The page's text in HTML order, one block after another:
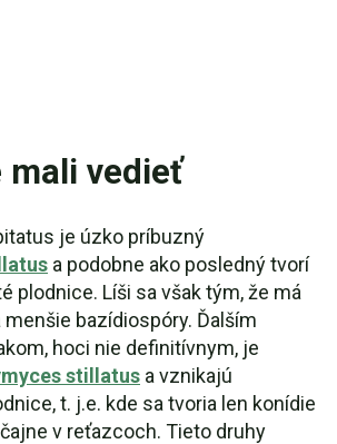
mali vedieť
je úzko príbuzný
a podobne ako posledný tvorí
plodnice. Líši sa však tým, že má
menšie bazídiospóry. Ďalším
hoci nie definitívnym, je
stillatus a vznikajú
t. j.e. kde sa tvoria len konídie
v reťazcoch. Tieto druhy